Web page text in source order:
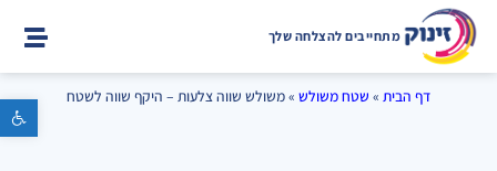
פתח סרגל נגישות
מתחייבים להצלחה שלך
דף הבית » שטח משולש »משולש שווה צלעות – היקף שווה לשטח